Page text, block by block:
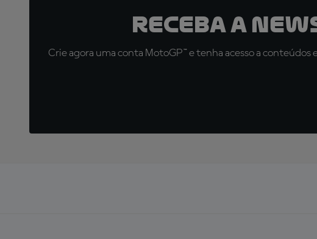
Receba a
Crie agora uma conta MotoGP™ e tenha acesso a